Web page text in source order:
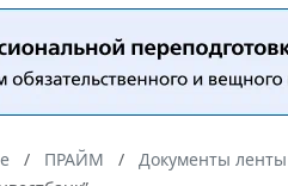
ПРАЙМ Документы